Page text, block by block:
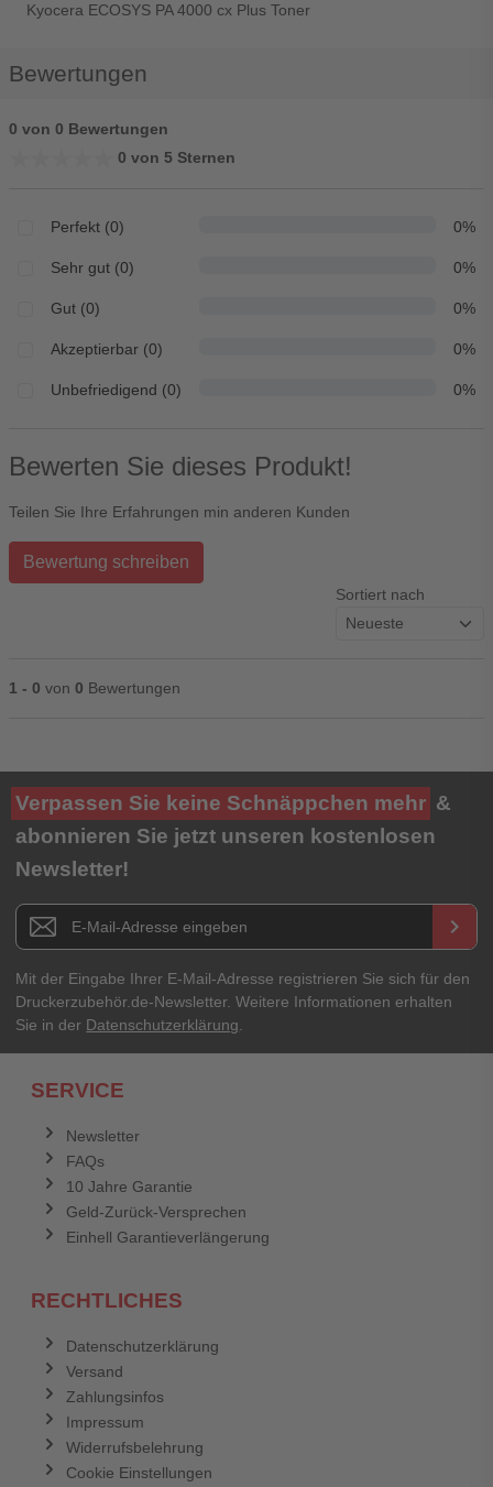
Kyocera ECOSYS PA 4000 cx Plus Toner
Bewertungen
0 von 0 Bewertungen
0 von 5 Sternen
Perfekt (0) 0%
Sehr gut (0) 0%
Gut (0) 0%
Akzeptierbar (0) 0%
Unbefriedigend (0) 0%
Bewerten Sie dieses Produkt!
Teilen Sie Ihre Erfahrungen min anderen Kunden
Bewertung schreiben
Sortiert nach
1 - 0 von 0 Bewertungen
Ihre Bewertung**
★★★★★
Titel**
E-Mail-Adresse
Ihr Passwort
Verpassen Sie keine Schnäppchen mehr &
abonnieren Sie jetzt unseren kostenlosen
Newsletter!
Newsletter E-Mail Adresse keyboard_arrow_right
Mit der Eingabe Ihrer E-Mail-Adresse registrieren Sie sich für den
Druckerzubehör.de-Newsletter. Weitere Informationen erhalten
Sie in der Datenschutzerklärung.
SERVICE
Newsletter
FAQs
10 Jahre Garantie
Geld-Zurück-Versprechen
Einhell Garantieverlängerung
RECHTLICHES
Datenschutzerklärung
Versand
Zahlungsinfos
Impressum
Widerrufsbelehrung
Cookie Einstellungen